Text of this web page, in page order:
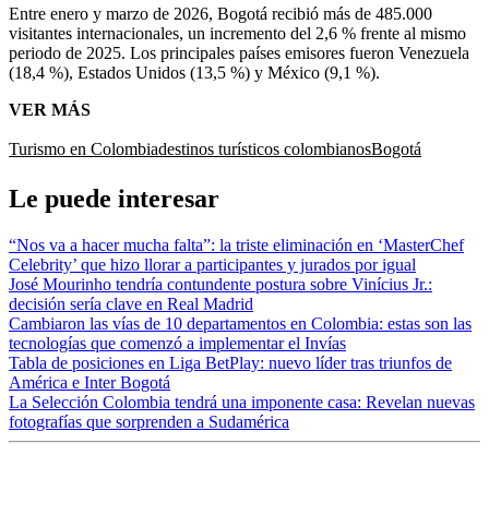
Entre enero y marzo de 2026, Bogotá recibió más de 485.000
visitantes internacionales, un incremento del 2,6 % frente al mismo
periodo de 2025. Los principales países emisores fueron Venezuela
(18,4 %), Estados Unidos (13,5 %) y México (9,1 %).
VER MÁS
Turismo en Colombiadestinos turísticos colombianosBogotá
Le puede interesar
“Nos va a hacer mucha falta”: la triste eliminación en ‘MasterChef
Celebrity’ que hizo llorar a participantes y jurados por igual
José Mourinho tendría contundente postura sobre Vinícius Jr.:
decisión sería clave en Real Madrid
Cambiaron las vías de 10 departamentos en Colombia: estas son las
tecnologías que comenzó a implementar el Invías
Tabla de posiciones en Liga BetPlay: nuevo líder tras triunfos de
América e Inter Bogotá
La Selección Colombia tendrá una imponente casa: Revelan nuevas
fotografías que sorprenden a Sudamérica